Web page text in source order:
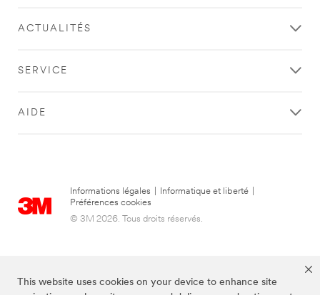
This website uses cookies on your device to enhance site
ACTUALITÉS
SERVICE
AIDE
Informations légales Informatique et liberté
Préférences cookies
© 3M 2026. Tous droits réservés.